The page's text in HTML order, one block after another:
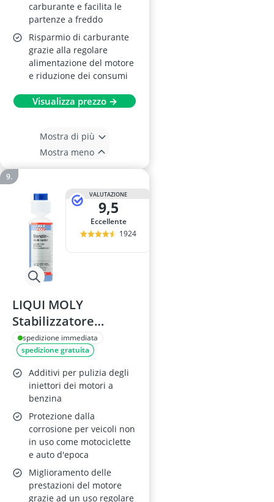
carburante e facilita le
partenze a freddo
Risparmio di carburante
grazie alla regolare
alimentazione del motore
e riduzione dei consumi
Visualizza prezzo →
Mostra di più
Mostra meno
VALUTAZIONE
9,5
Eccellente
1924
LIQUI MOLY
Stabilizzatore
Benzina 250 ml, SKU:
5107
spedizione immediata
spedizione gratuita
Additivi per pulizia degli
iniettori dei motori a
benzina
Protezione dalla
corrosione per veicoli non
in uso come motociclette
e auto d'epoca
Miglioramento delle
prestazioni del motore
grazie ad un uso regolare